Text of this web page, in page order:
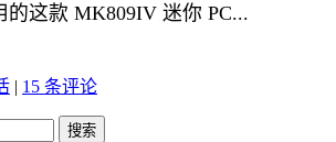
的这款 MK809IV 迷你 PC...
| 15 条评论